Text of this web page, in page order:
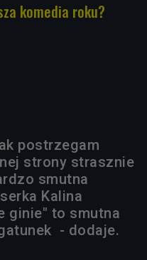
komedia roku?
postrzegam
strony strasznie
smutna
Kalina
ginie" to smutna
- dodaje.